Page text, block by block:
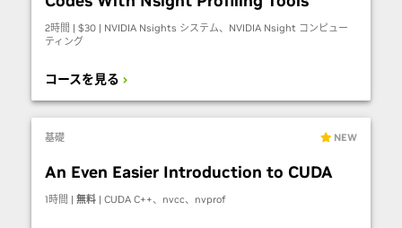
2時間 | $30 | NVIDIA Nsights システム、NVIDIA Nsight コンピュー
ティング
コースを見る
基礎 NEW
An Even Easier Introduction to CUDA
1時間 | 無料 | CUDA C++、nvcc、nvprof